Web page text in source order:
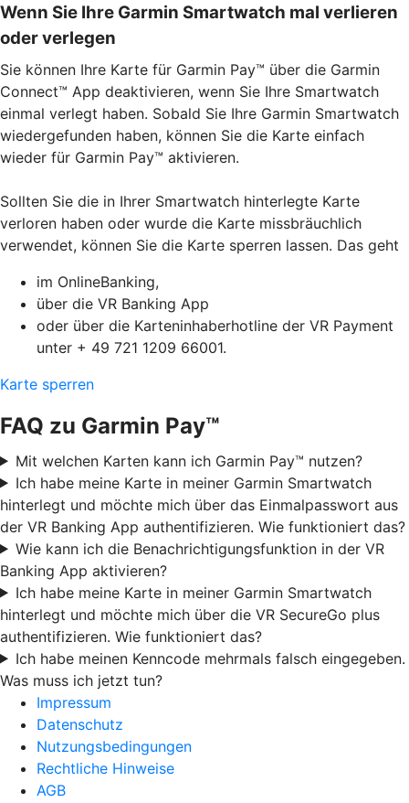
Wenn Sie Ihre Garmin Smartwatch mal verlieren
oder verlegen
Sie können Ihre Karte für Garmin Pay™ über die Garmin
Connect™ App deaktivieren, wenn Sie Ihre Smartwatch
einmal verlegt haben. Sobald Sie Ihre Garmin Smartwatch
wiedergefunden haben, können Sie die Karte einfach
wieder für Garmin Pay™ aktivieren.
Sollten Sie die in Ihrer Smartwatch hinterlegte Karte
verloren haben oder wurde die Karte missbräuchlich
verwendet, können Sie die Karte sperren lassen. Das geht
im OnlineBanking,
über die VR Banking App
oder über die Karteninhaberhotline der VR Payment
unter + 49 721 1209 66001.
Karte sperren
FAQ zu Garmin Pay™
Mit welchen Karten kann ich Garmin Pay™ nutzen?
Ich habe meine Karte in meiner Garmin Smartwatch
hinterlegt und möchte mich über das Einmalpasswort aus
der VR Banking App authentifizieren. Wie funktioniert das?
Wie kann ich die Benachrichtigungsfunktion in der VR
Banking App aktivieren?
Ich habe meine Karte in meiner Garmin Smartwatch
hinterlegt und möchte mich über die VR SecureGo plus
authentifizieren. Wie funktioniert das?
Ich habe meinen Kenncode mehrmals falsch eingegeben.
Was muss ich jetzt tun?
Impressum
Datenschutz
Nutzungsbedingungen
Rechtliche Hinweise
AGB